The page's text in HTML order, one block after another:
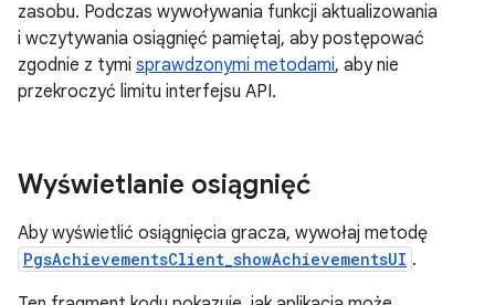
zasobu. Podczas wywoływania funkcji aktualizowania
i wczytywania osiągnięć pamiętaj, aby postępować
zgodnie z tymi sprawdzonymi metodami, aby nie
przekroczyć limitu interfejsu API.
Wyświetlanie osiągnięć
Aby wyświetlić osiągnięcia gracza, wywołaj metodę
PgsAchievementsClient_showAchievementsUI .